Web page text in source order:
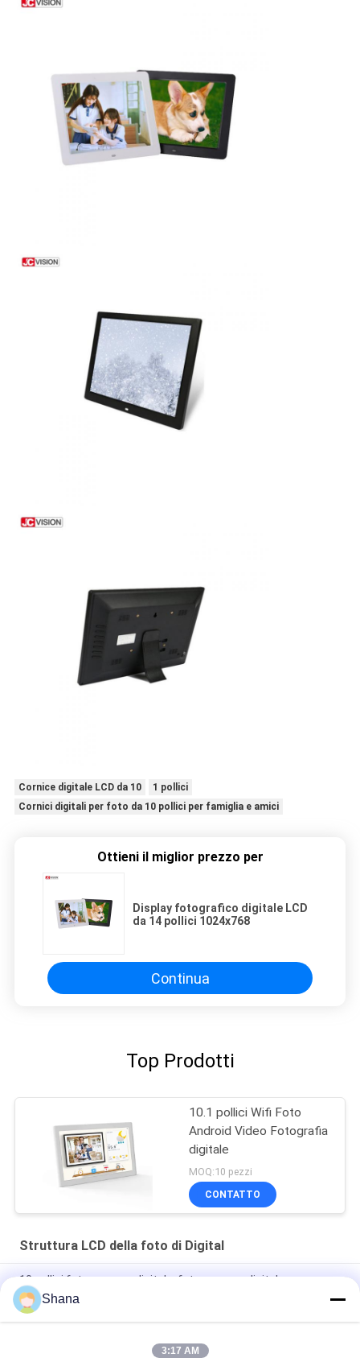
Cornice digitale LCD da 10
1 pollici
Cornici digitali per foto da 10 pollici per famiglia e amici
Ottieni il miglior prezzo per
Display fotografico digitale LCD
da 14 pollici 1024x768
Continua
Top Prodotti
10.1 pollici Wifi Foto
Android Video Fotografia
digitale
MOQ:10 pezzi
CONTATTO
Struttura LCD della foto di Digital
10 pollici fotogramma digitale, fotogramma digitale
riproduzione video
Cornice digitale per foto LCD Super Slim WIFI Cloud da 10 pollici
Cornice digitale HD con schermo tattile IPS, cornice digitale
Shana
3:17 AM